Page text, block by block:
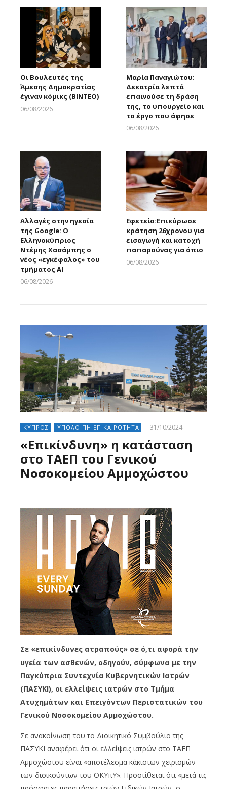
Οι Βουλευτές της
Άμεσης Δημοκρατίας
έγιναν κόμικς (ΒΙΝΤΕΟ)
06/08/2026
Μαρία Παναγιώτου:
Δεκατρία λεπτά
επαινούσε τη δράση
της, το υπουργείο και
το έργο που άφησε
06/08/2026
Αλλαγές στην ηγεσία
της Google: Ο
Ελληνοκύπριος
Ντέμης Χασάμπης ο
νέος «εγκέφαλος» του
τμήματος AI
06/08/2026
Εφετείο:Eπικύρωσε
κράτηση 26χρονου για
εισαγωγή και κατοχή
παπαρούνας για όπιο
06/08/2026
ΚΥΠΡΟΣ ΥΠΟΛΟΙΠΗ ΕΠΙΚΑΙΡΟΤΗΤΑ 31/10/2024
«Επικίνδυνη» η κατάσταση
στο ΤΑΕΠ του Γενικού
Νοσοκομείου Αμμοχώστου
Σε «επικίνδυνες ατραπούς» σε ό,τι αφορά την
υγεία των ασθενών, οδηγούν, σύμφωνα με την
Παγκύπρια Συντεχνία Κυβερνητικών Ιατρών
(ΠΑΣΥΚΙ), οι ελλείψεις ιατρών στο Τμήμα
Ατυχημάτων και Επειγόντων Περιστατικών του
Γενικού Νοσοκομείου Αμμοχώστου.
Σε ανακοίνωση του το Διοικητικό Συμβούλιο της
ΠΑΣΥΚΙ αναφέρει ότι οι ελλείψεις ιατρών στο ΤΑΕΠ
Αμμοχώστου είναι «αποτέλεσμα κάκιστων χειρισμών
των διοικούντων του ΟΚΥπΥ». Προστίθεται ότι «μετά τις